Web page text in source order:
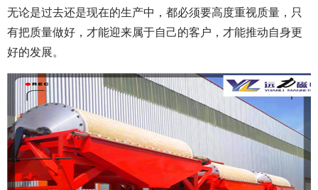
无论是过去还是现在的生产中，都必须要高度重视质量，只
有把质量做好，才能迎来属于自己的客户，才能推动自身更
好的发展。